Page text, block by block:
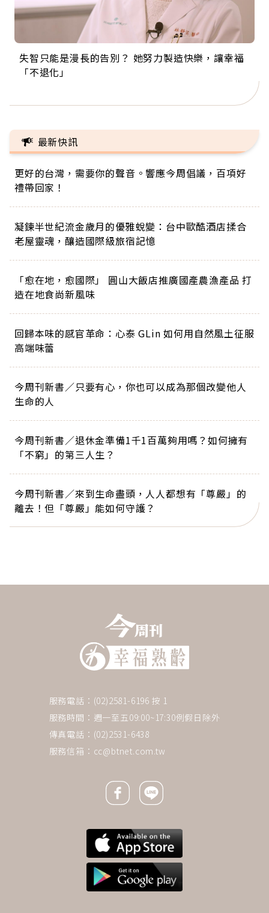
失智只能是漫長的告別？ 她努力製造快樂，讓幸福
「不退化」
來自剛果的巧克力神父 為台灣奉獻36年 「台灣是我
的家，我連作夢都講台語！」
63歲卸矽谷副總、搬回台灣找快樂！「蛋黃哥小
丑」走進安養院，逗樂上萬爺奶：退休後才開始真
104歲打破金氏世界紀錄 成為全球最年長羽球選
手，分享長壽的秘密原來是「這個」
事業巔峰他選擇追夢…黑手阿伯拉小提琴還登上小
巨蛋！連CNN都大讚！
最新快訊
更好的台灣，需要你的聲音。響應今周倡議，百項好
禮帶回家！
凝鍊半世紀流金歲月的優雅蛻變：台中歐酷酒店揉合
老屋靈魂，釀造國際級旅宿記憶
「愈在地，愈國際」 圓山大飯店推廣國產農漁產品 打
造在地食尚新風味
回歸本味的感官革命：心泰 GLin 如何用自然風土征服
高端味蕾
今周刊新書／只要有心，你也可以成為那個改變他人
生命的人
今周刊新書／退休金準備1千1百萬夠用嗎？如何擁有
「不窮」的第三人生？
今周刊新書／來到生命盡頭，人人都想有「尊嚴」的
離去！但「尊嚴」能如何守護？
服務電話：(02)2581-6196 按 1
服務時間：週一至五09:00~17:30例假日除外
傳真電話：(02)2531-6438
服務信箱： cc@btnet.com.tw
Facebook icon
Line icon